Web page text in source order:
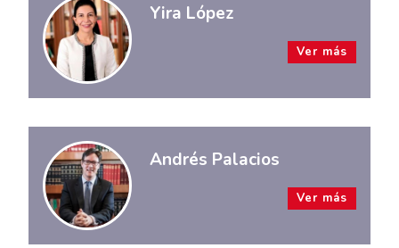
Yira López
Ver más
Andrés Palacios
Ver más